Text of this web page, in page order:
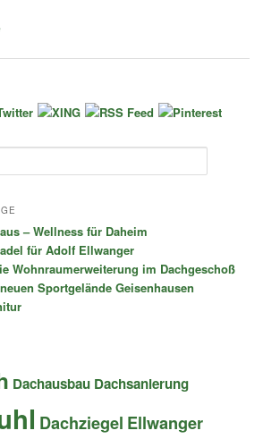
– Wellness für Daheim
für Adolf Ellwanger
Wohnraumerweiterung im Dachgeschoß
Sportgelände Geisenhausen
Dachausbau Dachsanierung
Dachziegel Ellwanger